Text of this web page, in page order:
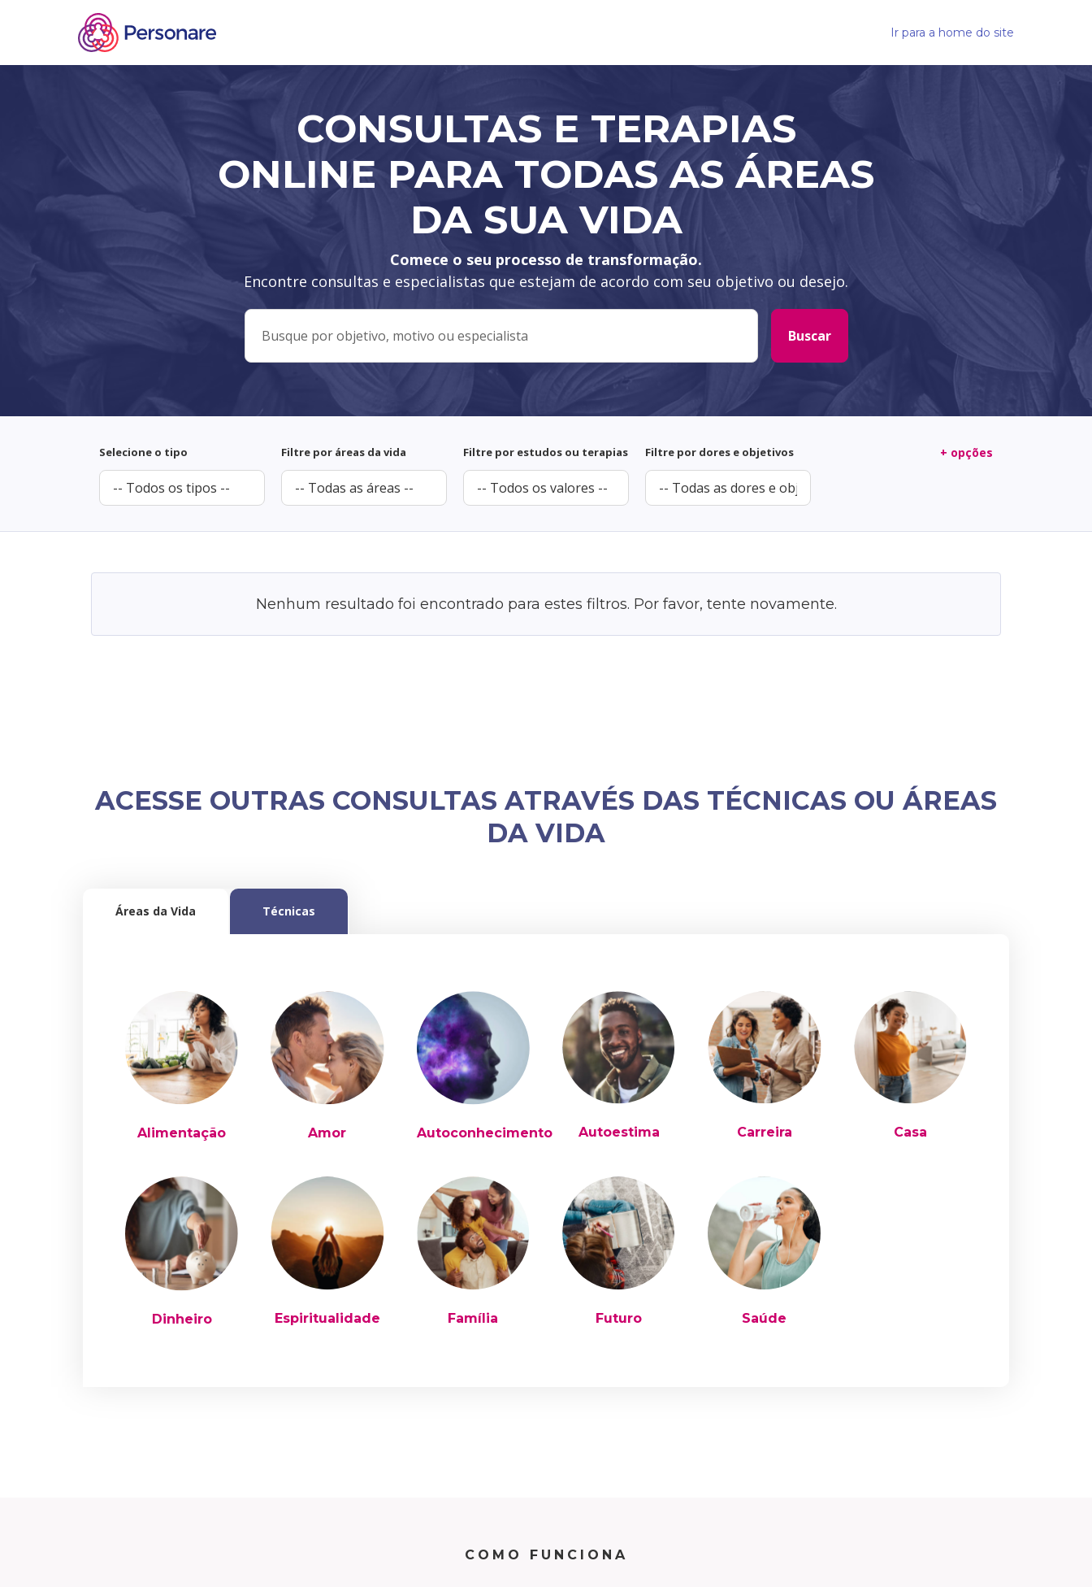
Ir para a home do site
CONSULTAS E TERAPIAS
ONLINE PARA TODAS AS ÁREAS
DA SUA VIDA
Comece o seu processo de transformação.
Encontre consultas e especialistas que estejam de acordo com seu objetivo ou desejo.
Buscar
Selecione o tipo Filtre por áreas da vida Filtre por estudos ou terapias Filtre por dores e objetivos + opções
Nenhum resultado foi encontrado para estes filtros. Por favor, tente novamente.
ACESSE OUTRAS CONSULTAS ATRAVÉS DAS TÉCNICAS OU ÁREAS
DA VIDA
Áreas da Vida Técnicas
Alimentação Amor Autoconhecimento Autoestima Carreira Casa
Dinheiro Espiritualidade Família Futuro Saúde
COMO FUNCIONA